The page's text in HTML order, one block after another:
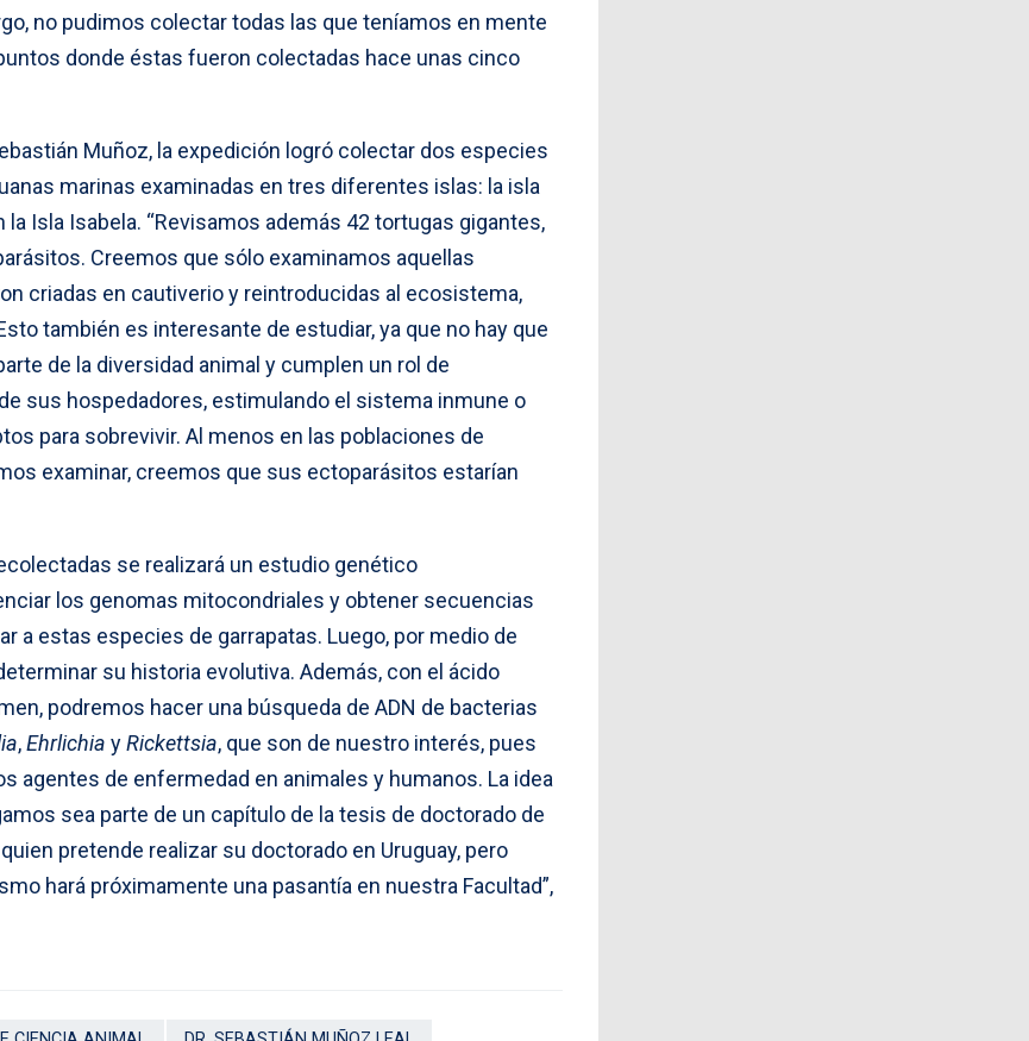
no pudimos colectar todas las que teníamos en mente
donde éstas fueron colectadas hace unas cinco
Muñoz, la expedición logró colectar dos especies
marinas examinadas en tres diferentes islas: la isla
la Isla Isabela. “Revisamos además 42 tortugas gigantes,
Creemos que sólo examinamos aquellas
criadas en cautiverio y reintroducidas al ecosistema,
también es interesante de estudiar, ya que no hay que
de la diversidad animal y cumplen un rol de
sus hospedadores, estimulando el sistema inmune o
para sobrevivir. Al menos en las poblaciones de
examinar, creemos que sus ectoparásitos estarían
se realizará un estudio genético
los genomas mitocondriales y obtener secuencias
a estas especies de garrapatas. Luego, por medio de
su historia evolutiva. Además, con el ácido
podremos hacer una búsqueda de ADN de bacterias
,Ehrlichia yRickettsia, que son de nuestro interés, pues
agentes de enfermedad en animales y humanos. La idea
sea parte de un capítulo de la tesis de doctorado de
pretende realizar su doctorado en Uruguay, pero
hará próximamente una pasantía en nuestra Facultad”,